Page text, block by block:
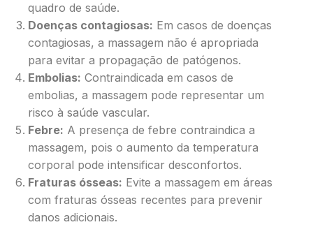
quadro de saúde.
Doenças contagiosas: Em casos de doenças
contagiosas, a massagem não é apropriada
para evitar a propagação de patógenos.
Embolias: Contraindicada em casos de
embolias, a massagem pode representar um
risco à saúde vascular.
Febre: A presença de febre contraindica a
massagem, pois o aumento da temperatura
corporal pode intensificar desconfortos.
Fraturas ósseas: Evite a massagem em áreas
com fraturas ósseas recentes para prevenir
danos adicionais.